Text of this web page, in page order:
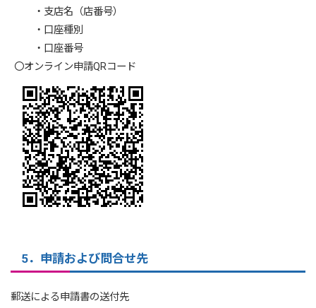
・支店名（店番号）
・口座種別
・口座番号
〇オンライン申請QRコード
5．申請および問合せ先
郵送による申請書の送付先